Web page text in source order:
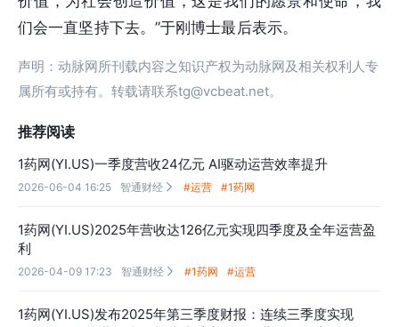
们会一直坚持下去。”于刚博士最后表示。
声明：动脉网所刊载内容之知识产权为动脉网及相关权利人专
属所有或持有。转载请联系tg@vcbeat.net。
推荐阅读
1药网(YI.US)一季度营收24亿元 AI驱动运营效率提升
2026-06-04 16:25 智通财经  #运营 #1药网
1药网(YI.US)2025年营收达126亿元实现四季度及全年运营盈
利
2026-04-09 17:23 智通财经  #1药网 #运营
1药网(YI.US)发布2025年第三季度财报：连续三季度实现